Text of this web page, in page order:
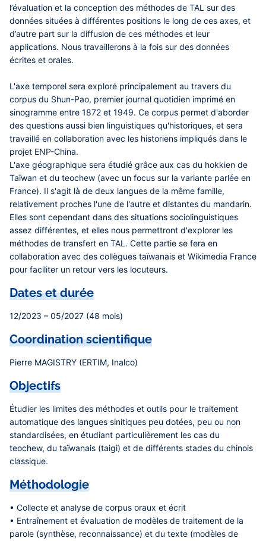
l’évaluation et la conception des méthodes de TAL sur des
données situées à différentes positions le long de ces axes, et
d’autre part sur la diffusion de ces méthodes et leur
applications. Nous travaillerons à la fois sur des données
écrites et orales.
L'axe temporel sera exploré principalement au travers du
corpus du Shun-Pao, premier journal quotidien imprimé en
sinogramme entre 1872 et 1949. Ce corpus permet d'aborder
des questions aussi bien linguistiques qu'historiques, et sera
travaillé en collaboration avec les historiens impliqués dans le
projet ENP-China.
L'axe géographique sera étudié grâce aux cas du hokkien de
Taïwan et du teochew (avec un focus sur la variante parlée en
France). Il s'agit là de deux langues de la même famille,
relativement proches l'une de l'autre et distantes du mandarin.
Elles sont cependant dans des situations sociolinguistiques
assez différentes, et elles nous permettront d'explorer les
méthodes de transfert en TAL. Cette partie se fera en
collaboration avec des collègues taïwanais et Wikimedia France
pour faciliter un retour vers les locuteurs.
Dates et durée
12/2023 – 05/2027 (48 mois)
Coordination scientifique
Pierre MAGISTRY (ERTIM, Inalco)
Objectifs
Étudier les limites des méthodes et outils pour le traitement
automatique des langues sinitiques peu dotées, peu ou non
standardisées, en étudiant particulièrement les cas du
teochew, du taïwanais (taigi) et de différents stades du chinois
classique.
Méthodologie
• Collecte et analyse de corpus oraux et écrit
• Entraînement et évaluation de modèles de traitement de la
parole (synthèse, reconnaissance) et du texte (modèles de